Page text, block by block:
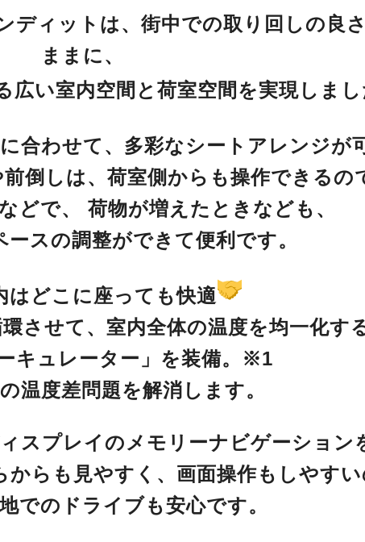
ディットは、街中での取り回しの良
ままに、
広い室内空間と荷室空間を実現しまし
合わせて、多彩なシートアレンジが
倒しは、荷室側からも操作できるの
どで、 荷物が増えたときなども、
ースの調整ができて便利です。
はどこに座っても快適
させて、室内全体の温度を均一化す
キュレーター」を装備。※1
温度差問題を解消します。
スプレイのメモリーナビゲーション
らも見やすく、画面操作もしやすい
でのドライブも安心です。